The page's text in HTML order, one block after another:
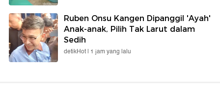
Ruben Onsu Kangen Dipanggil 'Ayah'
Anak-anak, Pilih Tak Larut dalam
Sedih
detikHot | 1 jam yang lalu